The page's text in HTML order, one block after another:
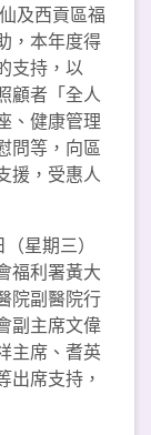
及西貢區福
，本年度得
支持，以
顧者「全人
、健康管理
問等，向區
援，受惠人
星期三）
福利署黃大
院副醫院行
副主席文偉
主席、耆英
出席支持，